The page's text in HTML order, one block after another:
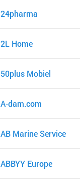
24pharma
2L Home
50plus Mobiel
A-dam.com
AB Marine Service
ABBYY Europe